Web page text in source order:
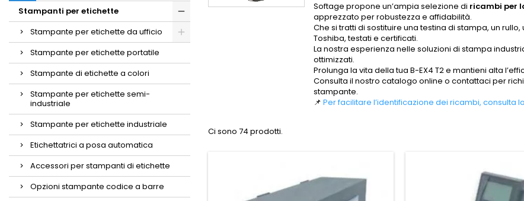
Stampanti per etichette
Stampante per etichette da ufficio
Stampante per etichette portatile
Stampante di etichette a colori
Stampante per etichette semi-
industriale
Stampante per etichette industriale
Etichettatrici a posa automatica
Accessori per stampanti di etichette
Opzioni stampante codice a barre
Softage propone un’ampia selezione di ricambi per
apprezzato per robustezza e affidabilità.
Che si tratti di sostituire una testina di stampa, un
Toshiba, testati e certificati.
La nostra esperienza nelle soluzioni di stampa
ottimizzati.
Prolunga la vita della tua B-EX4 T2 e mantieni alta
Consulta il nostro catalogo online o contattaci per
stampante.
📌 Per facilitare l’identificazione dei ricambi, consulta
Ci sono 74 prodotti.